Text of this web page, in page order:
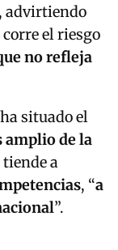
advirtiendo
el riesgo
no refleja
ha situado el
amplio de la
a
, “a
”.